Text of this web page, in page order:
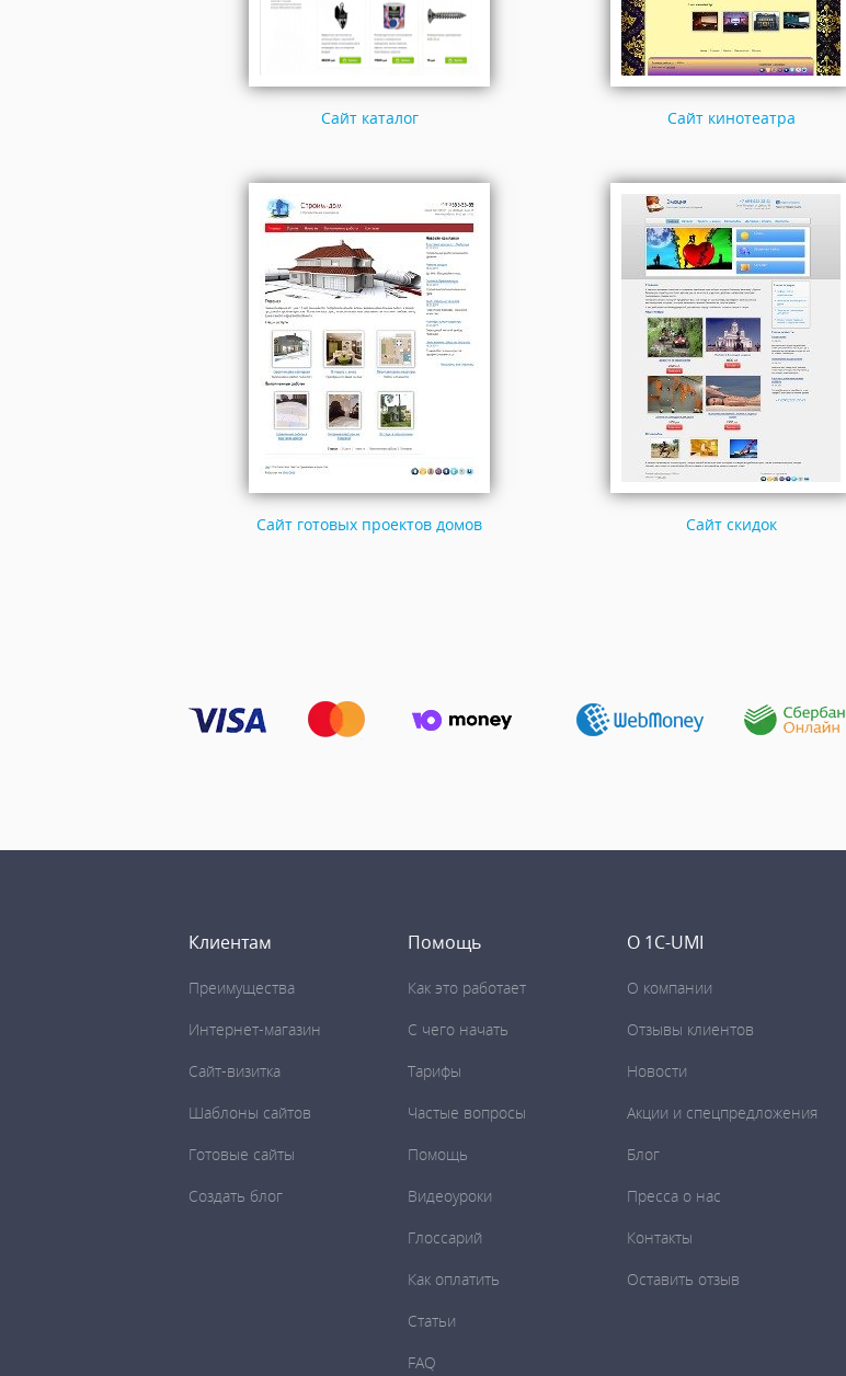
Сайт каталог Сайт кинотеатра
Сайт готовых проектов домов Сайт скидок
Клиентам
Преимущества
Интернет-магазин
Сайт-визитка
Шаблоны сайтов
Готовые сайты
Создать блог
Помощь
Как это работает
C чего начать
Тарифы
Частые вопросы
Помощь
Видеоуроки
Глоссарий
Как оплатить
Статьи
FAQ
О 1C-UMI
О компании
Отзывы клиентов
Новости
Акции и спецпредложения
Блог
Пресса о нас
Контакты
Оставить отзыв